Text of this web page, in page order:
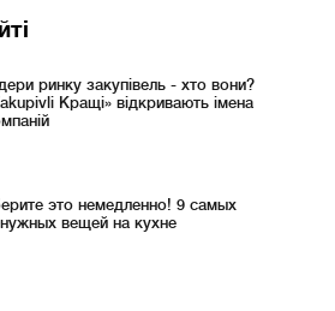
ринку закупівель - хто вони?
Кращі» відкривають імена
это немедленно! 9 самых
вещей на кухне